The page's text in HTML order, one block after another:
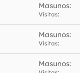
Masunos
Visitas
Masunos
Visitas
Masunos